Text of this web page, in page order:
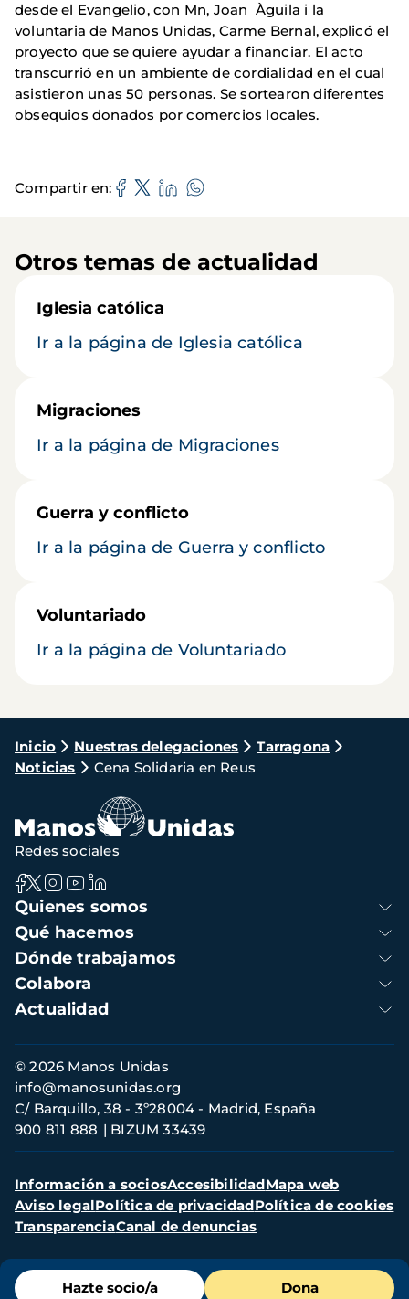
desde el Evangelio, con Mn, Joan Àguila i la
voluntaria de Manos Unidas, Carme Bernal, explicó el
proyecto que se quiere ayudar a financiar. El acto
transcurrió en un ambiente de cordialidad en el cual
asistieron unas 50 personas. Se sortearon diferentes
obsequios donados por comercios locales.
Compartir en
Otros temas de actualidad
Iglesia católica
Ir a la página de Iglesia católica
Migraciones
Ir a la página de Migraciones
Guerra y conflicto
Ir a la página de Guerra y conflicto
Voluntariado
Ir a la página de Voluntariado
Ruta
de
navegación
Inicio Nuestras delegaciones
Tarragona
Noticias
Cena Solidaria en Reus
Menú
Hazte socio/a Dona
Navegación
principal
Quienes somos
Qué hacemos
Dónde trabajamos
Colabora
Actualidad
Redes sociales
Información
de
contacto
© 2026 Manos Unidas
C/ Barquillo, 38 - 3º28004 - Madrid, España
900 811 888
BIZUM 33439
info@manosunidas.org
Menú
secundario
Información a sociosAccesibilidadMapa web
Aviso legalPolítica de privacidadPolítica de cookies
TransparenciaCanal de denuncias